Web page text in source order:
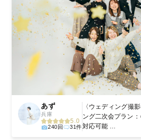
あず
兵庫
5.0
240回 31件
〈ウェディング撮
ング二次会プラン
対応可能 ...